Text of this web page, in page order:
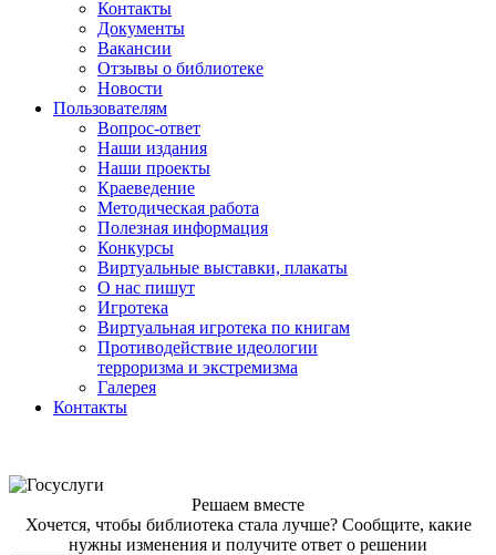
Контакты
Документы
Вакансии
Отзывы о библиотеке
Новости
Пользователям
Вопрос-ответ
Наши издания
Наши проекты
Краеведение
Методическая работа
Полезная информация
Конкурсы
Виртуальные выставки, плакаты
О нас пишут
Игротека
Виртуальная игротека по книгам
Противодействие идеологии
терроризма и экстремизма
Галерея
Контакты
Решаем вместе
Хочется, чтобы библиотека стала лучше? Сообщите, какие
нужны изменения и получите ответ о решении